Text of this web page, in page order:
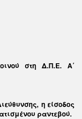
στη Δ.Π.Ε. Α΄
η είσοδος
ραντεβού.